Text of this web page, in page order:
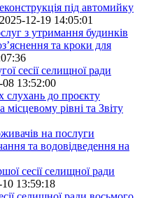
під автомийку
2025-12-19 14:05:01
з утримання будинків
та кроки для
сесії селищної ради
08 13:52:00
слухань до проєкту
місцевому рівні та Звіту
на послуги
та водовідведення на
сесії селищної ради
10 13:59:18